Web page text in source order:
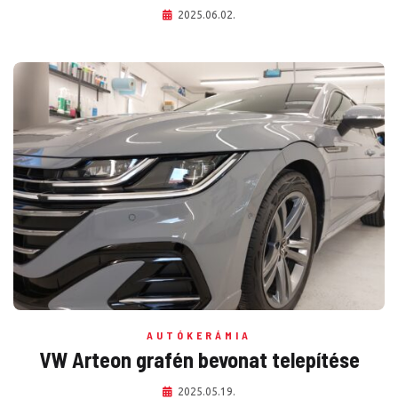
2025.06.02.
AUTÓKERÁMIA
VW Arteon grafén bevonat telepítése
2025.05.19.